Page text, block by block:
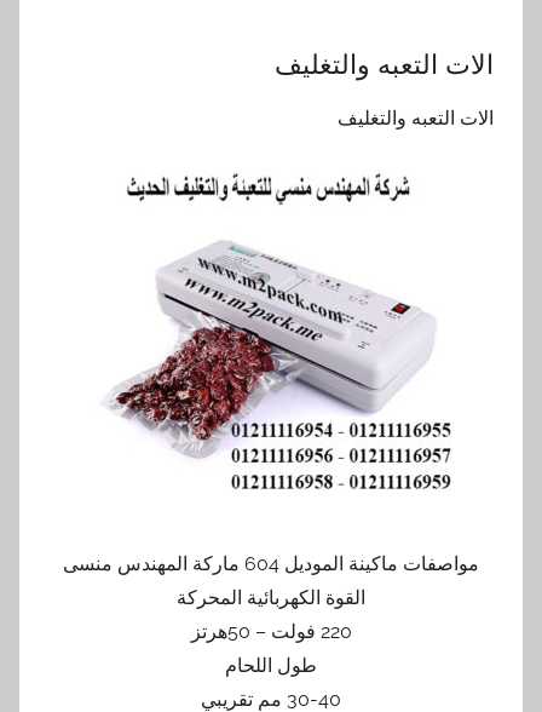
الات التعبه والتغليف
الات التعبه والتغليف
مواصفات ماكينة الموديل 604 ماركة المهندس منسى
القوة الكهربائية المحركة
220 فولت – 50هرتز
طول اللحام
30-40 مم تقريبي